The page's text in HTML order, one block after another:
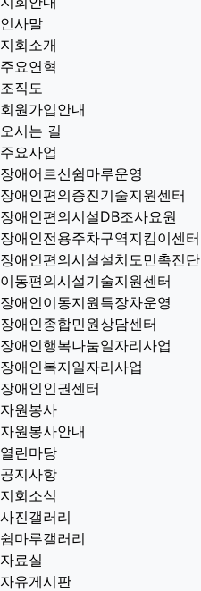
인사말
지회소개
주요연혁
조직도
회원가입안내
오시는 길
주요사업
장애어르신쉼마루운영
장애인편의증진기술지원센터
장애인편의시설DB조사요원
장애인전용주차구역지킴이센터
장애인편의시설설치도민촉진단
이동편의시설기술지원센터
장애인이동지원특장차운영
장애인종합민원상담센터
장애인행복나눔일자리사업
장애인복지일자리사업
장애인인권센터
자원봉사
자원봉사안내
열린마당
공지사항
지회소식
사진갤러리
쉼마루갤러리
자료실
자유게시판